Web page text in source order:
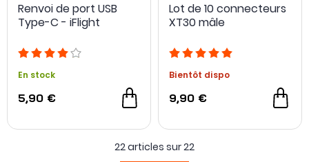
Renvoi de port USB
Type-C - iFlight
En stock
5,90 €
Lot de 10 connecteurs
XT30 mâle
Bientôt dispo
9,90 €
22 articles sur22